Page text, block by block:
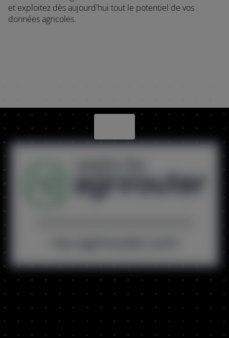
et exploitez dès aujourd'hui tout le potentiel de vos
données agricoles.